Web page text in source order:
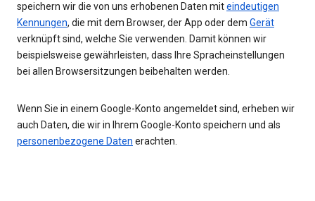
speichern wir die von uns erhobenen Daten miteindeutigen
Kennungen, die mit dem Browser, der App oder dem Gerät
verknüpft sind, welche Sie verwenden. Damit können wir
beispielsweise gewährleisten, dass Ihre Spracheinstellungen
bei allen Browsersitzungen beibehalten werden.
Wenn Sie in einem Google-Konto angemeldet sind, erheben wir
auch Daten, die wir in Ihrem Google-Konto speichern und als
personenbezogene Daten erachten.